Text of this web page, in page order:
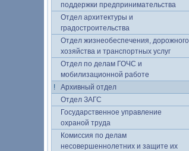
поддержки предпринимательства
Отдел архитектуры и
градостроительства
Отдел жизнеобеспечения, дорожного
хозяйства и транспортных услуг
Отдел по делам ГОЧС и
мобилизационной работе
Архивный отдел
Отдел ЗАГС
Государственное управление
охраной труда
Комиссия по делам
несовершеннолетних и защите их